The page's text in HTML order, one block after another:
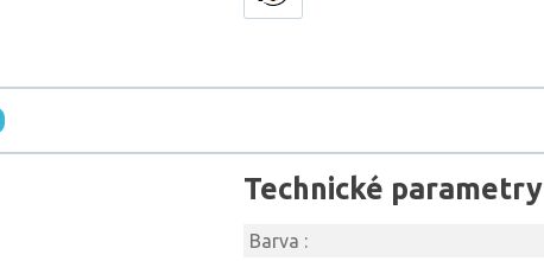
Technické parametry
Barva :